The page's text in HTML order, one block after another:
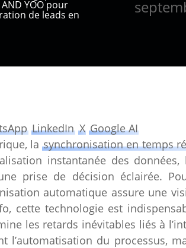
YOO pour
de leads en
LinkedIn X Google AI
lasynchronisation en temps
instantanée des
prise de décision éclairée.
automatique assure une
cette technologie est
les retards inévitables liés à
l’automatisation du processus,